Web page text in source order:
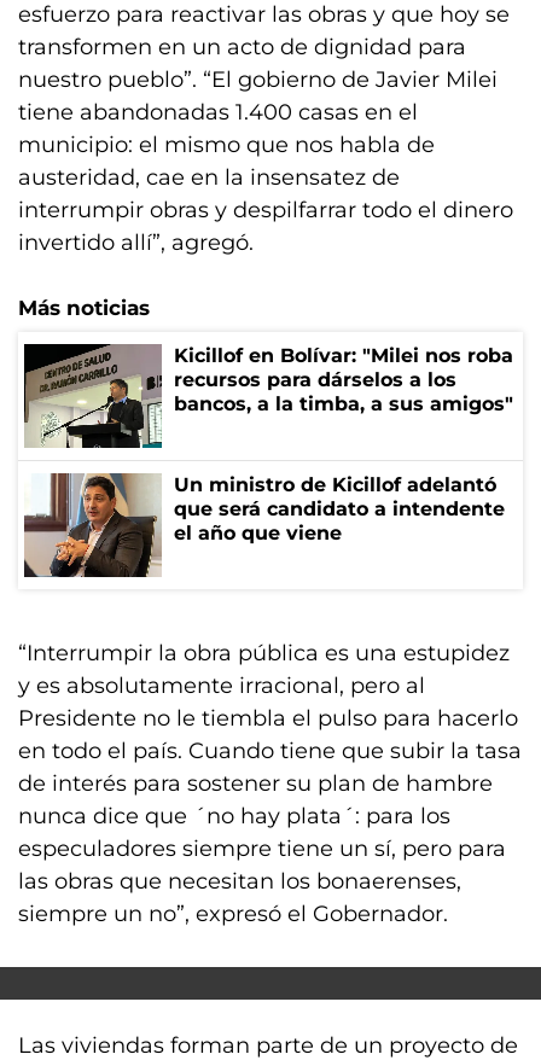
esfuerzo para reactivar las obras y que hoy se
transformen en un acto de dignidad para
nuestro pueblo”. “El gobierno de Javier Milei
tiene abandonadas 1.400 casas en el
municipio: el mismo que nos habla de
austeridad, cae en la insensatez de
interrumpir obras y despilfarrar todo el dinero
invertido allí”, agregó.
Más noticias
Kicillof en Bolívar: "Milei nos roba
recursos para dárselos a los
bancos, a la timba, a sus amigos"
Un ministro de Kicillof adelantó
que será candidato a intendente
el año que viene
“Interrumpir la obra pública es una estupidez
y es absolutamente irracional, pero al
Presidente no le tiembla el pulso para hacerlo
en todo el país. Cuando tiene que subir la tasa
de interés para sostener su plan de hambre
nunca dice que ´no hay plata´: para los
especuladores siempre tiene un sí, pero para
las obras que necesitan los bonaerenses,
siempre un no”, expresó el Gobernador.
Las viviendas forman parte de un proyecto de